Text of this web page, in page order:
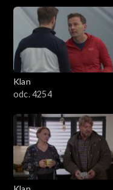
Klan
odc. 4254